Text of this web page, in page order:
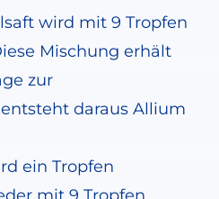
wird mit 9 Tropfen
Mischung erhält
zur
daraus Allium
ein Tropfen
mit 9 Tropfen